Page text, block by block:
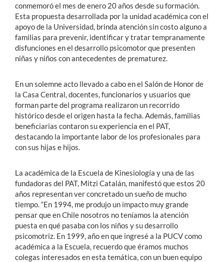
conmemoró el mes de enero 20 años desde su formación.
Esta propuesta desarrollada por la unidad académica con el
apoyo de la Universidad, brinda atención sin costo alguno a
familias para prevenir, identificar y tratar tempranamente
disfunciones en el desarrollo psicomotor que presenten
niñas y niños con antecedentes de prematurez.
En un solemne acto llevado a cabo en el Salón de Honor de
la Casa Central, docentes, funcionarios y usuarios que
forman parte del programa realizaron un recorrido
histórico desde el origen hasta la fecha. Además, familias
beneficiarias contaron su experiencia en el PAT,
destacando la importante labor de los profesionales para
con sus hijas e hijos.
La académica de la Escuela de Kinesiología y una de las
fundadoras del PAT, Mitzi Catalán, manifestó que estos 20
años representan ver concretado un sueño de mucho
tiempo. “En 1994, me produjo un impacto muy grande
pensar que en Chile nosotros no teníamos la atención
puesta en qué pasaba con los niños y su desarrollo
psicomotriz. En 1999, año en que ingresé a la PUCV como
académica a la Escuela, recuerdo que éramos muchos
colegas interesados en esta temática, con un buen equipo